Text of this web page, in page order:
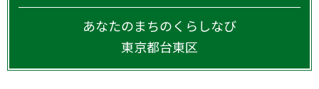
あなたのまちのくらしなび
東京都台東区